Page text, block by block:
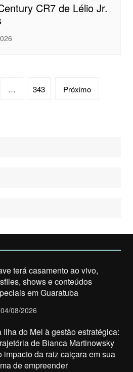
CR7 de Lélio Jr.
… 343 Próximo
terá casamento ao vivo,
shows e conteúdos
em Guaratuba
04/08/2026
Ilha do Mel à gestão estratégica:
de Bianca Martinowsky
impacto da raiz caiçara em sua
de empreender